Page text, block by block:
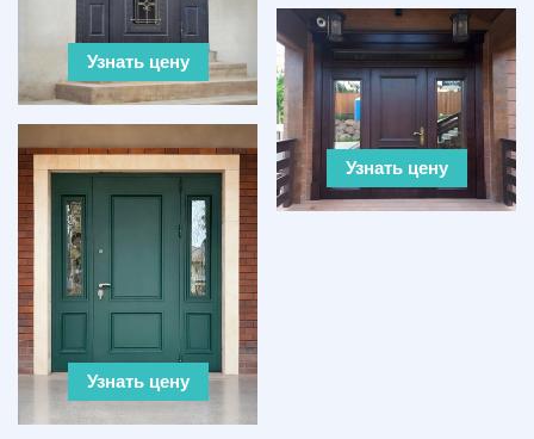
Узнать цену
Узнать цену
Узнать цену